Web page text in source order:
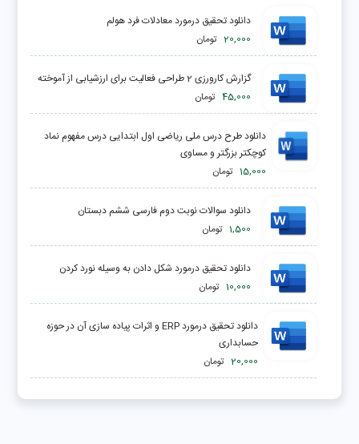
دانلود تحقیق درمورد معادلات فرد هولم
20,000 تومان
گزارش کارورزی 2 طراحی فعالیت برای ارزشیابی از آموخته
45,000 تومان
دانلود طرح درس ملی ریاضی اول ابتدایی درس مفهوم نماد
کوچکتر بزرگتر و مساوی
15,000 تومان
دانلود سوالات نوبت دوم فارسی ششم دبستان
1,500 تومان
دانلود تحقیق درمورد شكل دادن به وسيله نورد كردن
10,000 تومان
دانلود تحقیق درمورد ERP و اثرات پیاده سازی آن در حوزه
حسابداری
20,000 تومان